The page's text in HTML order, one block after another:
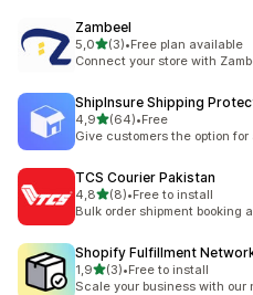
Zambeel
5,0de 5 estrelas
(3)
3 total de avaliações
•Free plan available
Connect your store with
ShipInsure Shipping
4,9de 5 estrelas
(64)
64 total de avaliações
•Free
Give customers the option
TCS Courier Pakistan
4,8de 5 estrelas
(8)
8 total de avaliações
•Free to install
Bulk order shipment booking
Shopify Fulfillment
1,9de 5 estrelas
(3)
3 total de avaliações
•Free to install
Scale your business with